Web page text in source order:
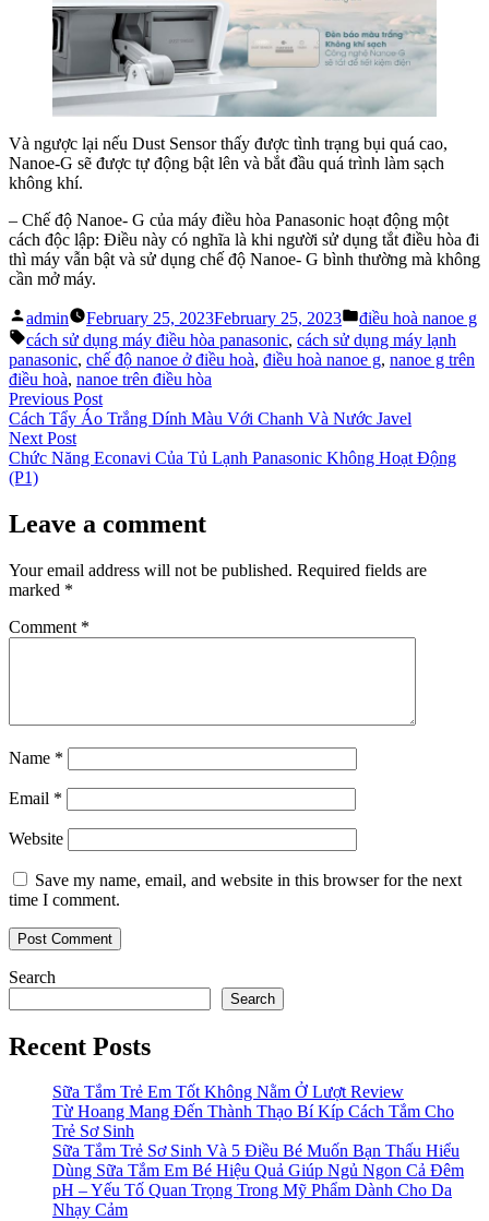
Và ngược lại nếu Dust Sensor thấy được tình trạng bụi quá cao,
Nanoe-G sẽ được tự động bật lên và bắt đầu quá trình làm sạch
không khí.
– Chế độ Nanoe- G của máy điều hòa Panasonic hoạt động một
cách độc lập: Điều này có nghĩa là khi người sử dụng tắt điều hòa đi
thì máy vẫn bật và sử dụng chế độ Nanoe- G bình thường mà không
cần mở máy.
Posted
by
admin February 25, 2023February 25, 2023
Posted
in
điều hoà nanoe g
Tags:
cách sử dụng máy điều hòa panasonic, cách sử dụng máy lạnh
panasonic, chế độ nanoe ở điều hoà, điều hoà nanoe g, nanoe g trên
điều hoà, nanoe trên điều hòa
Post
navigation
Previous PostPrevious
post:
Cách Tẩy Áo Trắng Dính Màu Với Chanh Và Nước Javel
Next PostNext
post:
Chức Năng Econavi Của Tủ Lạnh Panasonic Không Hoạt Động
(P1)
Leave a comment
Your email address will not be published. Required fields are
marked *
Comment *
Name *
Email *
Website
Save my name, email, and website in this browser for the next
time I comment.
Search
Search
Recent Posts
Sữa Tắm Trẻ Em Tốt Không Nằm Ở Lượt Review
Từ Hoang Mang Đến Thành Thạo Bí Kíp Cách Tắm Cho
Trẻ Sơ Sinh
Sữa Tắm Trẻ Sơ Sinh Và 5 Điều Bé Muốn Bạn Thấu Hiểu
Dùng Sữa Tắm Em Bé Hiệu Quả Giúp Ngủ Ngon Cả Đêm
pH – Yếu Tố Quan Trọng Trong Mỹ Phẩm Dành Cho Da
Nhạy Cảm